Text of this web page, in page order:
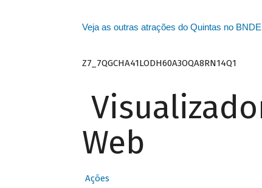
Veja as outras atrações do Quintas no
Z7_7QGCHA41LODH60A3OQA8RN14Q1
Web
Ações